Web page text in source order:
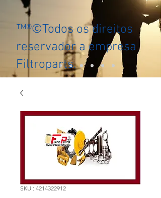
™®©Todos os direitos
reservador a empresa
Filtroparts.
SKU : 4214322912